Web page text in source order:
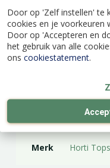
Door op 'Zelf instellen' te
cookies en je voorkeuren
Door op 'Accepteren en
het gebruik van alle
ons cookiestatement.
Specificaties
Latijnse naam
Merk Horti Tops